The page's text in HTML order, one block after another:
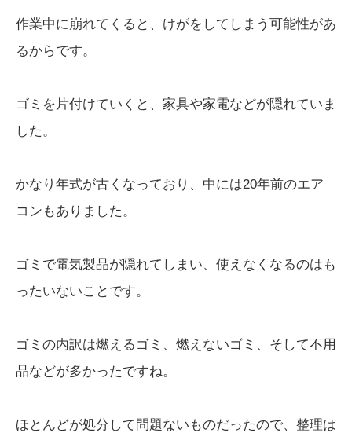
作業中に崩れてくると、けがをしてしまう可能性があ
るからです。
ゴミを片付けていくと、家具や家電などが隠れていま
した。
かなり年式が古くなっており、中には20年前のエア
コンもありました。
ゴミで電気製品が隠れてしまい、使えなくなるのはも
ったいないことです。
ゴミの内訳は燃えるゴミ、燃えないゴミ、そして不用
品などが多かったですね。
ほとんどが処分して問題ないものだったので、整理は